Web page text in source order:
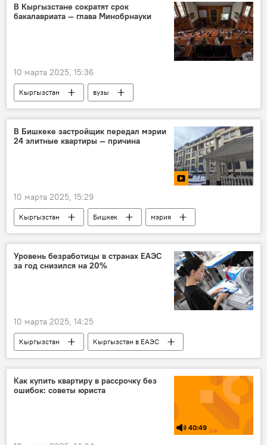
В Кыргызстане сократят срок
бакалавриата — глава Минобрнауки
10 марта 2025, 15:36
Кыргызстан
вузы
12-летнее образование
переход
Догдуркул Кендирбаева
В Бишкеке застройщик передал мэрии
24 элитные квартиры — причина
10 марта 2025, 15:29
Кыргызстан Бишкек
мэрия
ГКНБ
квартиры
недвижимость
строительство
видео фото
Уровень безработицы в странах ЕАЭС
за год снизился на 20%
10 марта 2025, 14:25
Кыргызстан
Кыргызстан в ЕАЭС
безработица
уровень
снижение
занятость
Как купить квартиру в рассрочку без
ошибок: советы юриста
40:49